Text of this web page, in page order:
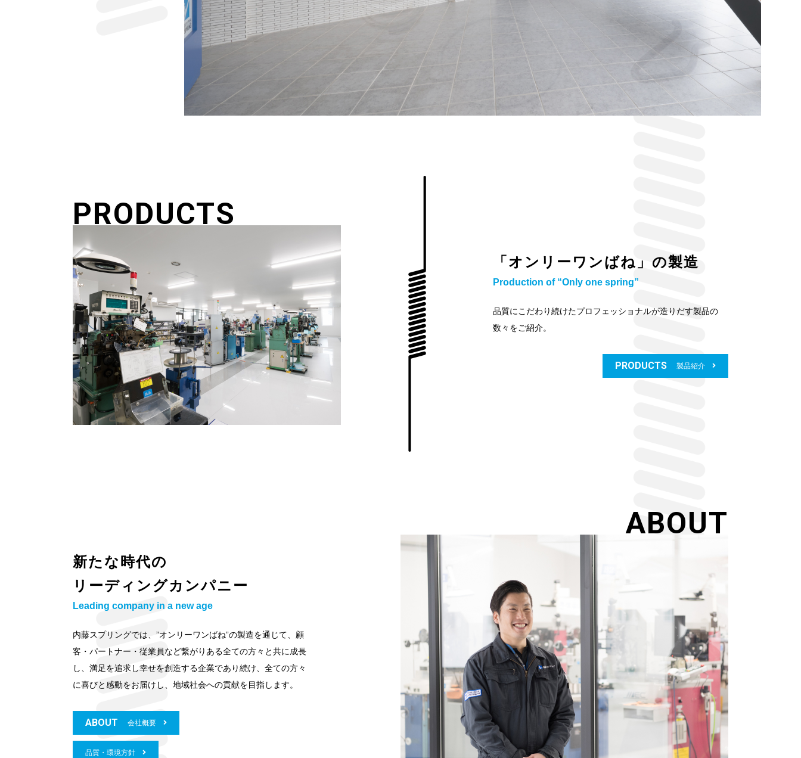
PRODUCTS
「オンリーワンばね」の製造
Production of “Only one spring”
品質にこだわり続けたプロフェッショナルが造りだす製品の
数々をご紹介。
PRODUCTS 製品紹介
新たな時代の
リーディングカンパニー
Leading company in a new age
内藤スプリングでは、”オンリーワンばね”の製造を通じて、顧
客・パートナー・従業員など繋がりある全ての方々と共に成長
し、満足を追求し幸せを創造する企業であり続け、全ての方々
に喜びと感動をお届けし、地域社会への貢献を目指します。
ABOUT 会社概要
品質・環境方針
ABOUT